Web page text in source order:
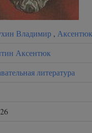
Владимир ,
Аксентюк
литература